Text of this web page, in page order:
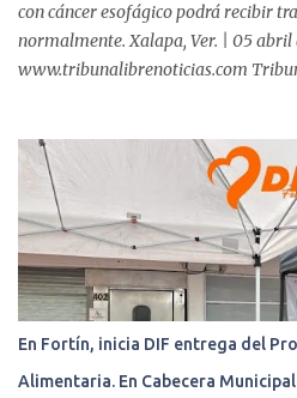
con cáncer esofágico podrá recibir
normalmente. Xalapa, Ver. | 05 abril
www.tribunalibrenoticias.com
incluyen endoscopia, colonoscopia
retrógrada endoscópica (CPRE),
videoendoscopia gástrica y con
se cuenta con endoscopios de última
diagnósticos con mayor certeza y
través de la atención de un equipo de
multidisciplinario: tres
auxiliar y de enfermería. En esta
de éxito, pues a través de la
En Fortín, inicia DIF entrega del
Alimentaria. En Cabecera Municipal